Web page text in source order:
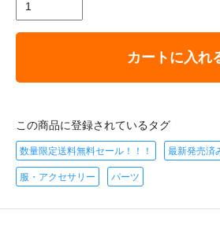
カートに入れ
この商品に登録されているタグ
数量限定送料無料セール！！！ 最新発売済
服・アクセサリー パーツ